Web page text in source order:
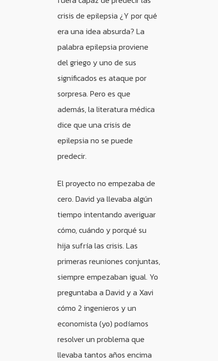
crisis de epilepsia ¿Y por qué
era una idea absurda? La
palabra epilepsia proviene
del griego y uno de sus
significados es ataque por
sorpresa. Pero es que
además, la literatura médica
dice que una crisis de
epilepsia no se puede
predecir.
El proyecto no empezaba de
cero. David ya llevaba algún
tiempo intentando averiguar
cómo, cuándo y porqué su
hija sufría las crisis. Las
primeras reuniones conjuntas,
siempre empezaban igual. Yo
preguntaba a David y a Xavi
cómo 2 ingenieros y un
economista (yo) podíamos
resolver un problema que
llevaba tantos años encima